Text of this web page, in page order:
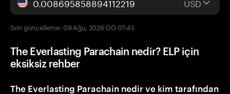
Son güncelleme: 09 Ağu, 2026 ÖÖ 07:43
The Everlasting Parachain nedir? ELP için
eksiksiz rehber
The Everlasting Parachain nedir ve kim tarafından